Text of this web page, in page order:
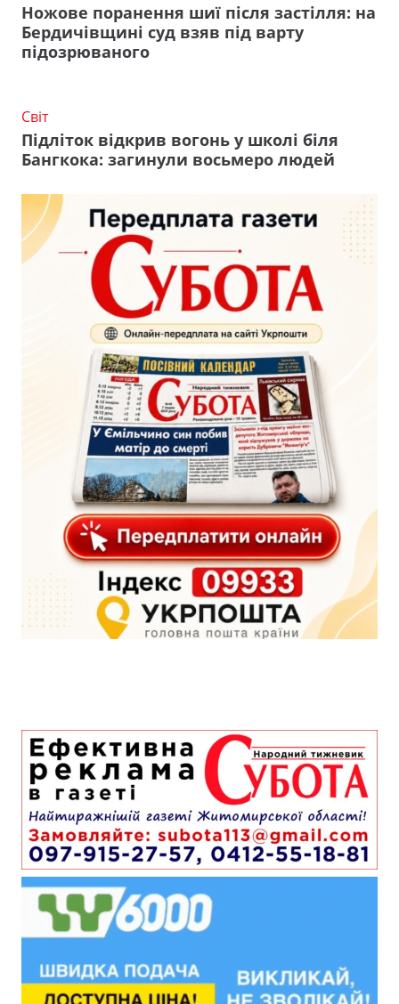
Ножове поранення шиї після застілля: на
Бердичівщині суд взяв під варту
підозрюваного
Світ
Підліток відкрив вогонь у школі біля
Бангкока: загинули восьмеро людей